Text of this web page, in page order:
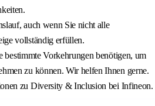
auch wenn Sie nicht alle
vollständig erfüllen.
bestimmte Vorkehrungen benötigen, um
zu können. Wir helfen Ihnen gerne.
zu Diversity & Inclusion bei Infineon.